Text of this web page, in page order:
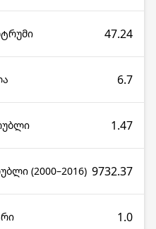
47.24
6.7
1.47
(2000–2016) 9732.37
1.0